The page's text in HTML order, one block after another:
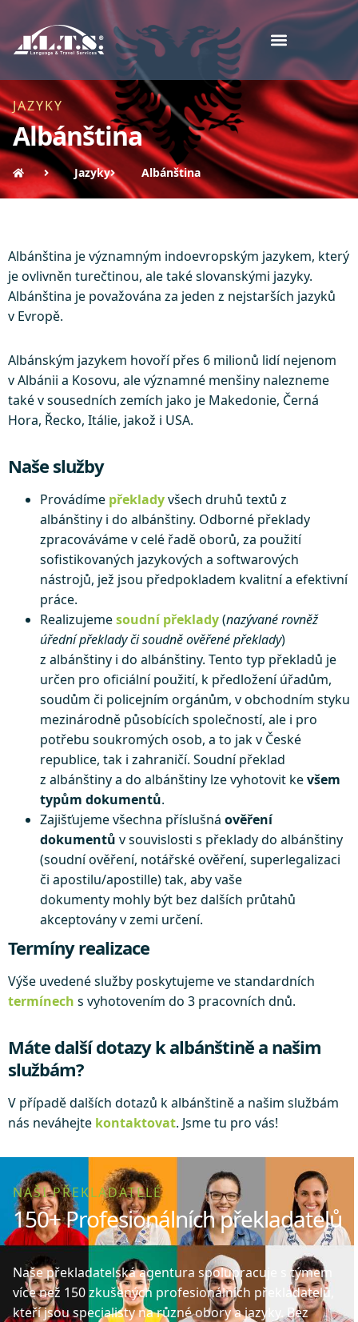
JAZYKY
Albánština
Jazyky Albánština
Albánština je významným indoevropským jazykem, který
je ovlivněn turečtinou, ale také slovanskými jazyky.
Albánština je považována za jeden z nejstarších jazyků
v Evropě.
Albánským jazykem hovoří přes 6 milionů lidí nejenom
v Albánii a Kosovu, ale významné menšiny nalezneme
také v sousedních zemích jako je Makedonie, Černá
Hora, Řecko, Itálie, jakož i USA.
Naše služby
Provádíme překladyvšech druhů textů z
albánštiny i do albánštiny. Odborné překlady
zpracováváme v celé řadě oborů, za použití
sofistikovaných jazykových a softwarových
nástrojů, jež jsou předpokladem kvalitní a efektivní
práce.
Realizujemesoudní překlady(nazývané rovněž
úřední překlady či soudně ověřené překlady)
z albánštiny i do albánštiny. Tento typ překladů je
určen pro oficiální použití, k předložení úřadům,
soudům či policejním orgánům, v obchodním styku
mezinárodně působících společností, ale i pro
potřebu soukromých osob, a to jak v České
republice, tak i zahraničí. Soudní překlad
z albánštiny a do albánštiny lze vyhotovit kevšem
typům dokumentů.
Zajišťujeme všechna příslušná ověření
dokumentů v souvislosti s překlady do albánštiny
(soudní ověření, notářské ověření, superlegalizaci
či apostilu/apostille) tak, aby vaše
dokumenty mohly být bez dalších průtahů
akceptovány v zemi určení.
Termíny realizace
Výše uvedené služby poskytujeme ve standardních
termínech s vyhotovením do 3 pracovních dnů.
Máte další dotazy k albánštině a našim
službám?
V případě dalších dotazů k albánštině a našim službám
nás neváhejte kontaktovat. Jsme tu pro vás!
NAŠI PŘEKLADATELÉ
150+ Profesionálních překladatelů
Naše překladatelská agentura spolupracuje s týmem
více než 150 zkušených profesionálních překladatelů,
kteří jsou specialisty na různé obory a jazyky. Bez